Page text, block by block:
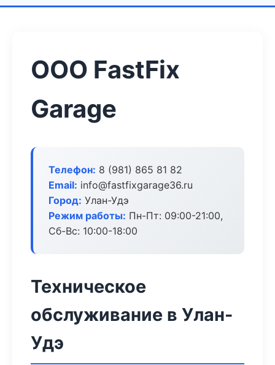
ООО FastFix
Garage
Телефон: 8 (981) 865 81 82
Email: info@fastfixgarage36.ru
Город: Улан-Удэ
Режим работы: Пн-Пт: 09:00-21:00,
Сб-Вс: 10:00-18:00
Техническое
обслуживание в Улан-
Удэ